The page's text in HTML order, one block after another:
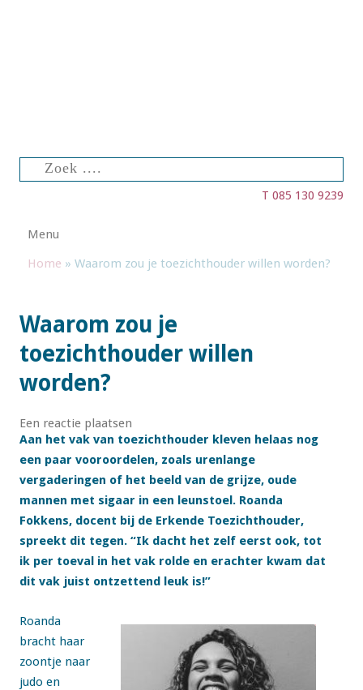
Zoeken
naar:
T 085 130 9239
Menu
Home » Waarom zou je toezichthouder willen worden?
Waarom zou je
toezichthouder willen
worden?
Een reactie plaatsen
Aan het vak van toezichthouder kleven helaas nog
een paar vooroordelen, zoals urenlange
vergaderingen of het beeld van de grijze, oude
mannen met sigaar in een leunstoel. Roanda
Fokkens, docent bij de Erkende Toezichthouder,
spreekt dit tegen. “Ik dacht het zelf eerst ook, tot
ik per toeval in het vak rolde en erachter kwam dat
dit vak juist ontzettend leuk is!”
Roanda
bracht haar
zoontje naar
judo en